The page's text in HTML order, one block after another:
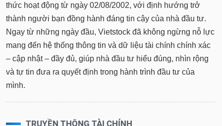
thức hoạt động từ ngày 02/08/2002, với định hướng trở
thành người bạn đồng hành đáng tin cậy của nhà đầu tư.
Ngay từ những ngày đầu, Vietstock đã không ngừng nỗ lực
mang đến hệ thống thông tin và dữ liệu tài chính chính xác
– cập nhật – đầy đủ, giúp nhà đầu tư hiểu đúng, nhìn rộng
và tự tin đưa ra quyết định trong hành trình đầu tư của
mình.
TRUYỀN THÔNG TÀI CHÍNH